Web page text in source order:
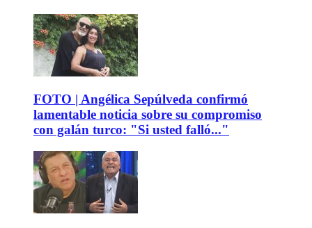
FOTO | Angélica Sepúlveda confirmó
lamentable noticia sobre su compromiso
con galán turco: "Si usted falló..."